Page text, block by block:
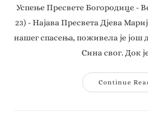
Успење Пресвете Богородице -
23) - Најава Пресвета Дјева
нашег спасења, поживела је још
Сина свог. Док
Continue